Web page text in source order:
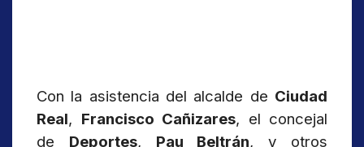
Con la asistencia del alcalde de Ciudad
Real, Francisco Cañizares, el concejal
de Deportes, Pau Beltrán, y otros